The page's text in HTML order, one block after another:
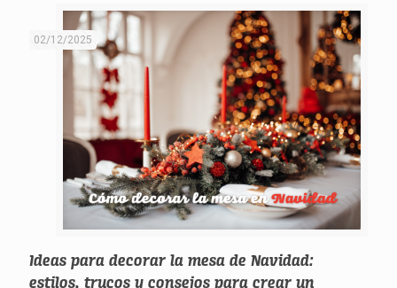
02/12/2025
Ideas para decorar la mesa de Navidad:
estilos, trucos y consejos para crear un